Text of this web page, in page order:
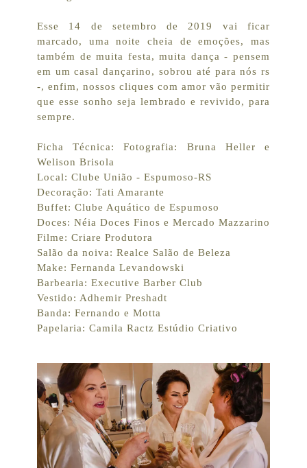
Esse 14 de setembro de 2019 vai ficar
marcado, uma noite cheia de emoções, mas
também de muita festa, muita dança - pensem
em um casal dançarino, sobrou até para nós rs
-, enfim, nossos cliques com amor vão permitir
que esse sonho seja lembrado e revivido, para
sempre.
Ficha Técnica: Fotografia: Bruna Heller e
Welison Brisola
Local: Clube União - Espumoso-RS
Decoração: Tati Amarante
Buffet: Clube Aquático de Espumoso
Doces: Néia Doces Finos e Mercado Mazzarino
Filme: Criare Produtora
Salão da noiva: Realce Salão de Beleza
Make: Fernanda Levandowski
Barbearia: Executive Barber Club
Vestido: Adhemir Preshadt
Banda: Fernando e Motta
Papelaria: Camila Ractz Estúdio Criativo